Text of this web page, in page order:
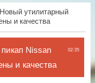
утилитарный
и качества
02:35
Nissan
и качества